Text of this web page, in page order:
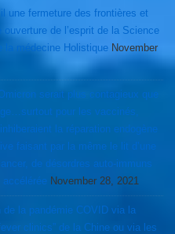
une fermeture des frontières et
de l’esprit de la Science
de la médecine Holistique November
serait plus contagieux que
pour les vaccinés,
la réparation endogène
faisant par la même le lit d’une
de désordres auto-immuns
accélérée November 28, 2021
la pandémie COVID via la
clinics” de la Chine ou via les